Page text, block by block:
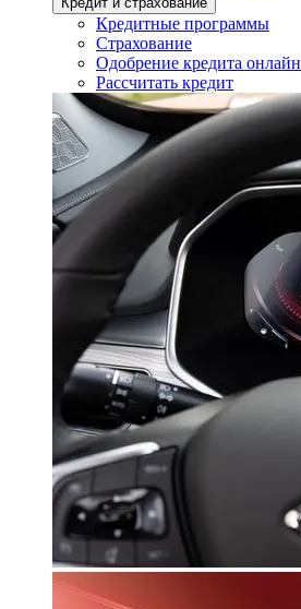
Кредитные программы
Страхование
Одобрение кредита онлайн
Рассчитать кредит